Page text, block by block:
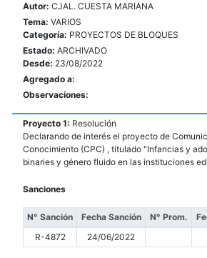
Autor: CJAL. CUESTA MARIANA
Tema: VARIOS
Categoría: PROYECTOS DE BLOQUES
Estado: ARCHIVADO
Desde: 23/08/2022
Agregado a:
Observaciones:
Proyecto 1: Resolución
Declarando de interés el proyecto de
Conocimiento (CPC) , titulado "Infancias y
binaries y género fluido en las instituciones
Sanciones
N° Sanción Fecha Sanción N° Prom.
R-4872
24/06/2022